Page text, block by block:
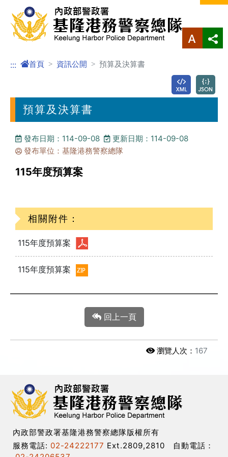
進入內容區塊
::: 首頁 資訊公開 預算及決算書
預算及決算書
發布日期：114-09-08
更新日期：114-09-08
發布單位：基隆港務警察總隊
115年度預算案
相關附件：
115年度預算案
115年度預算案
回上一頁
瀏覽人次： 167
內政部警政署基隆港務警察總隊版權所有
服務電話: 02-24222177 Ext.2809,2810 自動電話：